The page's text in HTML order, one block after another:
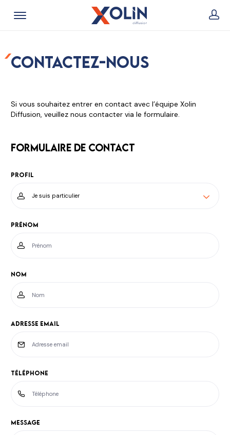
Contactez-nous
Si vous souhaitez entrer en contact avec l’équipe Xolin
Diffusion, veuillez nous contacter via le formulaire.
Formulaire de contact
Profil
Prénom
Nom
Adresse email
Téléphone
Message